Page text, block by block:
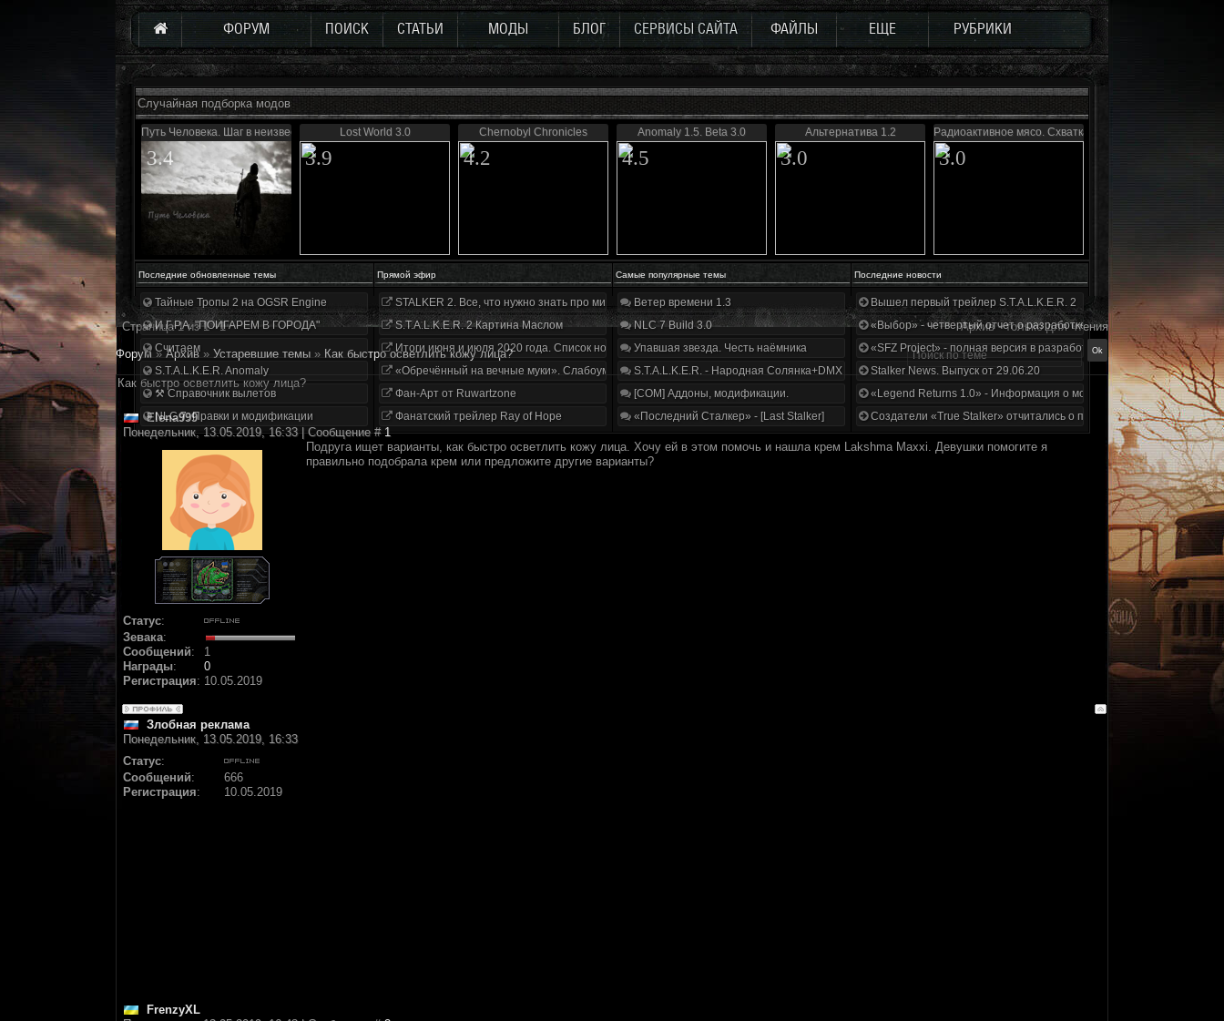
ФОРУМ ПОИСК СТАТЬИ МОДЫ БЛОГ СЕРВИСЫ САЙТА ФАЙЛЫ ЕЩЕ РУБРИКИ
Случайная подборка модов
Путь Человека. Шаг в неизвестность. Дежавю
3.4
Lost World 3.0
3.9
Chernobyl Chronicles
4.2
Anomaly 1.5. Beta 3.0
4.5
Альтернатива 1.2
3.0
Радиоактивное мясо. Схватка
3.0
Последние обновленные темы Прямой эфир Самые популярные темы Последние новости
Тайные Тропы 2 на OGSR Engine
И.Г.Р.А. "ПОИГАРЕМ В ГОРОДА"
Считаем
S.T.A.L.K.E.R. Anomaly
⚒ Справочник вылетов
NLC 7. Правки и модификации
STALKER 2. Все, что нужно знать про мир, геймплей и сюжет | Разбор трейлера
S.T.A.L.K.E.R. 2 Картина Маслом
Итоги июня и июля 2020 года. Список нововведений
«Обречённый на вечные муки». Слабоумие и отвага
Фан-Арт от Ruwartzone
Фанатский трейлер Ray of Hope
Ветер времени 1.3
NLC 7 Build 3.0
Упавшая звезда. Честь наёмника
S.T.A.L.K.E.R. - Народная Солянка+DMX 1.3.5.ООП.МА.К.
[COM] Аддоны, модификации.
«Последний Сталкер» - [Last Stalker]
Вышел первый трейлер S.T.A.L.K.E.R. 2
«Выбор» - четвертый отчет о разработке!
«SFZ Project» - полная версия в разработке!
Stalker News. Выпуск от 29.06.20
«Legend Returns 1.0» - Информация о моде за июнь 2020
Создатели «True Stalker» отчитались о проделанной работе
Страница1из1 1
Архив - только для чтения
Форум » Архив » Устаревшие темы » Как быстро осветлить кожу лица?
Как быстро осветлить кожу лица?
Elena999
Понедельник, 13.05.2019, 16:33 | Сообщение #1
Статус:
Зевака:
Сообщений:
1
Награды:
0
Регистрация: 10.05.2019
Подруга ищет варианты, как быстро осветлить кожу лица. Хочу ей в этом помочь и нашла крем Lakshma Maxxi. Девушки помогите я
правильно подобрала крем или предложите другие варианты?
Злобная реклама
Понедельник, 13.05.2019, 16:33
Статус:
Сообщений:
666
Регистрация: 10.05.2019
FrenzyXL